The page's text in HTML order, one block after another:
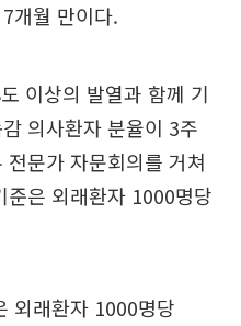
개월 만이다.
이상의 발열과 함께 기
의사환자 분율이 3주
문가 자문회의를 거쳐
은 외래환자 1000명당
외래환자 1000명당